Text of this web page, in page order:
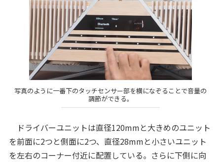
写真のように一番下のタッチセンサー部を横になぞることで音量の
調節ができる。
ドライバーユニットは直径120mmと大きめのユニット
を前面に2つと側面に2つ、直径28mmと小さいユニット
を左右のコーナー付近に配置している。さらに下側に向